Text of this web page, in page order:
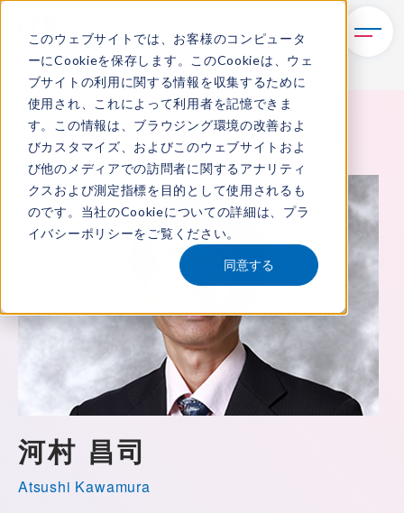
このウェブサイトでは、お客様のコンピュータ
ーにCookieを保存します。このCookieは、ウェ
ブサイトの利用に関する情報を収集するために
使用され、これによって利用者を記憶できま
す。この情報は、ブラウジング環境の改善およ
びカスタマイズ、およびこのウェブサイトおよ
び他のメディアでの訪問者に関するアナリティ
クスおよび測定指標を目的として使用されるも
のです。当社のCookieについての詳細は、 プラ
イバシーポリシーをご覧ください。
同意する
TOP ITRについて 所属アナリスト 河村 昌司
河村 昌司
Atsushi Kawamura